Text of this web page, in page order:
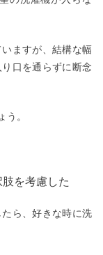
ますが、結構な幅
口を通らずに断念
。
を考慮した
ら、好きな時に洗